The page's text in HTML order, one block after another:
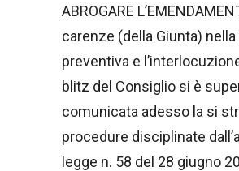
ABROGARE
carenze (della Giunta)
preventiva e
blitz del Consiglio si è
comunicata adesso la si
procedure disciplinate
legge n. 58 del 28 giugno